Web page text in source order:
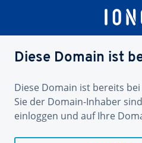
Diese Domain ist
Diese Domain ist bereits
Sie der Domain-Inhaber
einloggen und auf Ihre